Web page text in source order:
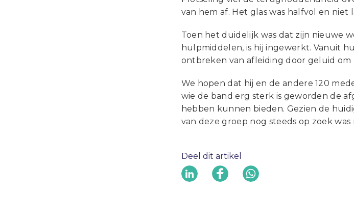
van hem af. Het glas was halfvol en niet
Toen het duidelijk was dat zijn nieuwe
hulpmiddelen, is hij ingewerkt. Vanuit
ontbreken van afleiding door geluid om
We hopen dat hij en de andere 120
wie de band erg sterk is geworden de
hebben kunnen bieden. Gezien de
van deze groep nog steeds op zoek was
Deel dit artikel